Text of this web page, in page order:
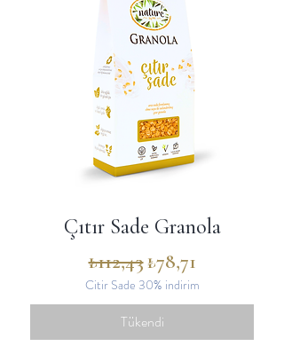
Çıtır Sade Granola
Normal Fiyat
₺112,43İndirimli Fiyat
₺78,71
Citir Sade 30% indirim
Tükendi